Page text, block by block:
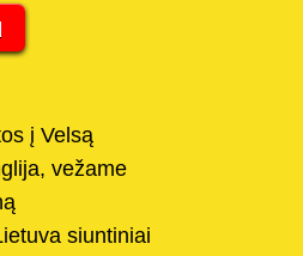
į Velsą
vežame
siuntiniai